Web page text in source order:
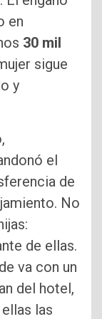
en
30 mil
sigue
y
el
de
No
de ellas.
va con un
del hotel,
las